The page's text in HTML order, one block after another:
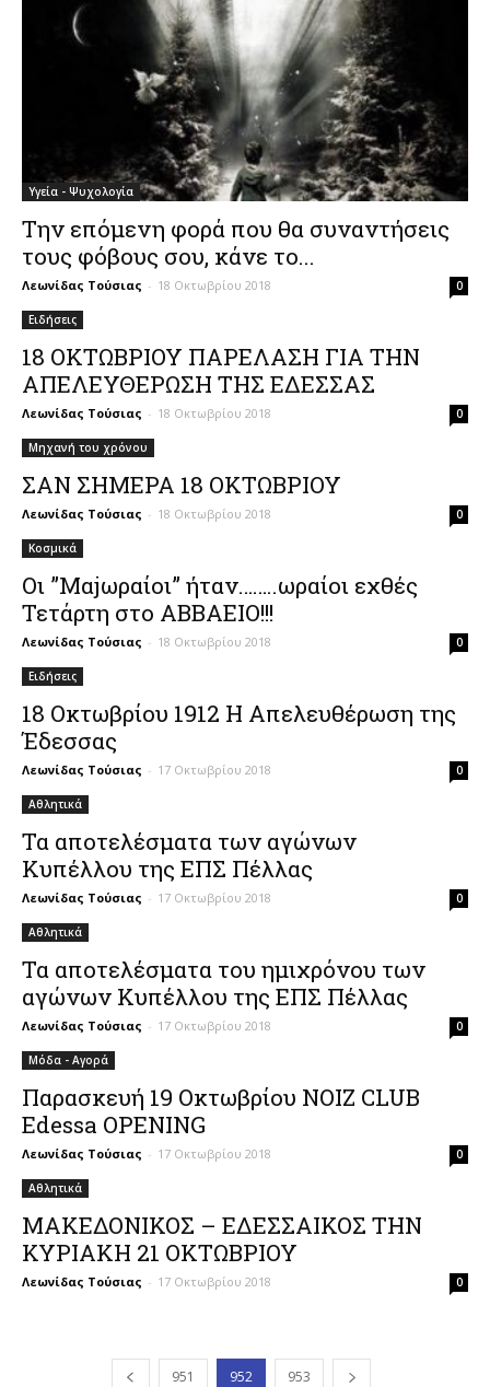
Υγεία - Ψυχολογία
Την επόμενη φορά που θα συναντήσεις
τους φόβους σου, κάνε το...
Λεωνίδας Τούσιας - 18 Οκτωβρίου 2018 0
Ειδήσεις
18 ΟΚΤΩΒΡΙΟΥ ΠΑΡΕΛΑΣΗ ΓΙΑ ΤΗΝ
ΑΠΕΛΕΥΘΕΡΩΣΗ ΤΗΣ ΕΔΕΣΣΑΣ
Λεωνίδας Τούσιας - 18 Οκτωβρίου 2018 0
Μηχανή του χρόνου
ΣΑΝ ΣΗΜΕΡΑ 18 ΟΚΤΩΒΡΙΟΥ
Λεωνίδας Τούσιας - 18 Οκτωβρίου 2018 0
Κοσμικά
Oι ”Μαjωραίοι” ήταν……..ωραίοι εχθές
Τετάρτη στο ΑΒΒΑΕΙΟ!!!
Λεωνίδας Τούσιας - 18 Οκτωβρίου 2018 0
Ειδήσεις
18 Οκτωβρίου 1912 Η Απελευθέρωση της
Έδεσσας
Λεωνίδας Τούσιας - 17 Οκτωβρίου 2018 0
Αθλητικά
Τα αποτελέσματα των αγώνων
Κυπέλλου της ΕΠΣ Πέλλας
Λεωνίδας Τούσιας - 17 Οκτωβρίου 2018 0
Αθλητικά
Τα αποτελέσματα του ημιχρόνου των
αγώνων Κυπέλλου της ΕΠΣ Πέλλας
Λεωνίδας Τούσιας - 17 Οκτωβρίου 2018 0
Μόδα - Αγορά
Παρασκευή 19 Οκτωβρίου NOIZ CLUB
Edessa OPENING
Λεωνίδας Τούσιας - 17 Οκτωβρίου 2018 0
Αθλητικά
ΜΑΚΕΔΟΝΙΚΟΣ – ΕΔΕΣΣΑΙΚΟΣ ΤΗΝ
ΚΥΡΙΑΚΗ 21 ΟΚΤΩΒΡΙΟΥ
Λεωνίδας Τούσιας - 17 Οκτωβρίου 2018 0
951 952 953